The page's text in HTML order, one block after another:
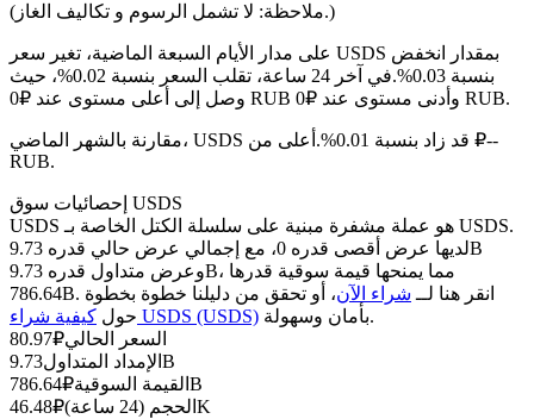
العقود الآجلة USDC
العقود الآجلة باستخدام USDC كضمان
(ملاحظة: لا تشمل الرسوم و تكاليف الغاز.)
على مدار الأيام السبعة الماضية، تغير سعر USDS بمقدار انخفض
بنسبة 0.03%.
في آخر 24 ساعة، تقلب السعر بنسبة 0.02%، حيث
وصل إلى أعلى مستوى عند ₽0 RUB وأدنى مستوى عند ₽0 RUB.
مقارنة بالشهر الماضي، USDS قد زاد بنسبة 0.01%.أعلى من ₽--
RUB.
إحصائيات سوق USDS
USDS هو عملة مشفرة مبنية على سلسلة الكتل الخاصة بـ USDS.
لديها عرض أقصى قدره 0، مع إجمالي عرض حالي قدره 9.73B
وعرض متداول قدره 9.73B، مما يمنحها قيمة سوقية قدرها
786.64B. انقر هنا لــ شراء الآن، أو تحقق من دليلنا خطوة بخطوة
حول كيفية شراء USDS (USDS)
بأمان وسهولة.
السعر الحالي₽
80.97
الإمداد المتداول 9.73B
القيمة السوقية₽
786.64B
الحجم (24 ساعة)
₽ 46.48K